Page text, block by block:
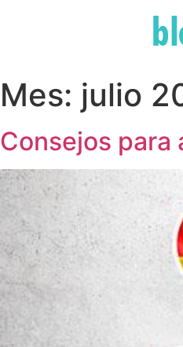
Mes: julio
Consejos para